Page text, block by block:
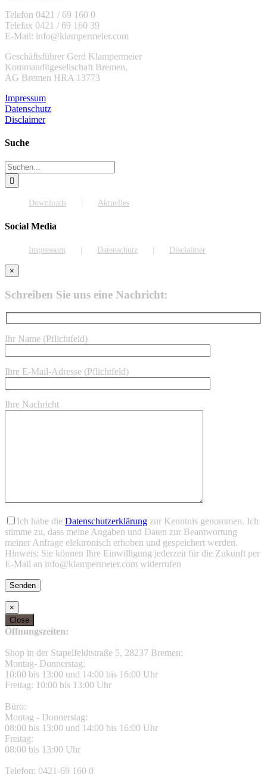
Telefon 0421 / 69 160 0
Telefax 0421 / 69 160 39
E-Mail: info@klampermeier.com
Geschäftsführer Gerd Klampermeier
Kommanditgesellschaft Bremen,
AG Bremen HRA 13773
Impressum
Datenschutz
Disclaimer
Suche
Suche
nach:
Downloads Aktuelles
Social Media
Impressum Datenschutz Disclaimer
×
Schreiben Sie uns eine Nachricht:
Ihr Name (Pflichtfeld)
Ihre E-Mail-Adresse (Pflichtfeld)
Ihre Nachricht
Bitte lasse dieses Feld leer.
Bitte lasse dieses Feld leer.
Ich habe die Datenschutzerklärung zur Kenntnis genommen. Ich
stimme zu, dass meine Angaben und Daten zur Beantwortung
meiner Anfrage elektronisch erhoben und gespeichert werden.
Hinweis: Sie können Ihre Einwilligung jederzeit für die Zukunft per
E-Mail an info@klampermeier.com widerrufen
×
Close
Toggle
Bar
Area
Öffnungszeiten:
Shop in der Stapelfeldtstraße 5, 28237 Bremen:
Montag- Donnerstag:
10:00 bis 13:00 und 14:00 bis 16:00 Uhr
Freitag: 10:00 bis 13:00 Uhr
Büro:
Montag - Donnerstag:
08:00 bis 13:00 und 14:00 bis 16:00 Uhr
Freitag:
08:00 bis 13:00 Uhr
Telefon: 0421-69 160 0